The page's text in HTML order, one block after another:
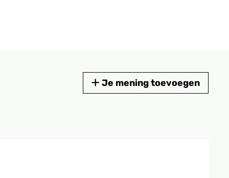
Je mening toevoegen